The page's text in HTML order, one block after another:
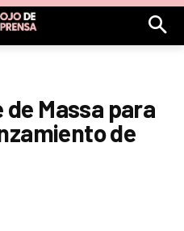
Massa para
de